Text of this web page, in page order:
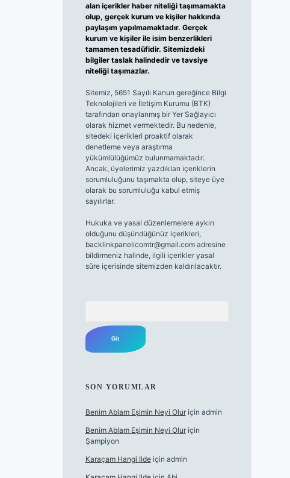
alan içerikler haber niteliği taşımamakta
olup, gerçek kurum ve kişiler hakkında
paylaşım yapılmamaktadır. Gerçek
kurum ve kişiler ile isim benzerlikleri
tamamen tesadüfidir. Sitemizdeki
bilgiler taslak halindedir ve tavsiye
niteliği taşımazlar.
Sitemiz, 5651 Sayılı Kanun gereğince Bilgi
Teknolojileri ve İletişim Kurumu (BTK)
tarafından onaylanmış bir Yer Sağlayıcı
olarak hizmet vermektedir. Bu nedenle,
sitedeki içerikleri proaktif olarak
denetleme veya araştırma
yükümlülüğümüz bulunmamaktadır.
Ancak, üyelerimiz yazdıkları içeriklerin
sorumluluğunu taşımakta olup, siteye üye
olarak bu sorumluluğu kabul etmiş
sayılırlar.
Hukuka ve yasal düzenlemelere aykırı
olduğunu düşündüğünüz içerikleri,
backlinkpanelicomtr@gmail.comadresine
bildirmeniz halinde, ilgili içerikler yasal
süre içerisinde sitemizden kaldırılacaktır.
SON YORUMLAR
Benim Ablam Eşimin Neyi Oluriçin admin
Benim Ablam Eşimin Neyi Oluriçin
Şampiyon
Karaçam Hangi Ildeiçin admin